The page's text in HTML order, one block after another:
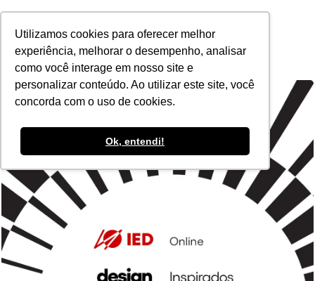
Utilizamos cookies para oferecer melhor
experiência, melhorar o desempenho, analisar
como você interage em nosso site e
personalizar conteúdo. Ao utilizar este site, você
concorda com o uso de cookies.
Ok, entendi!
POR